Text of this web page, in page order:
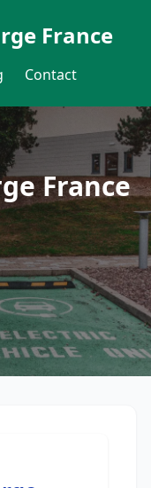
France
Contact
France